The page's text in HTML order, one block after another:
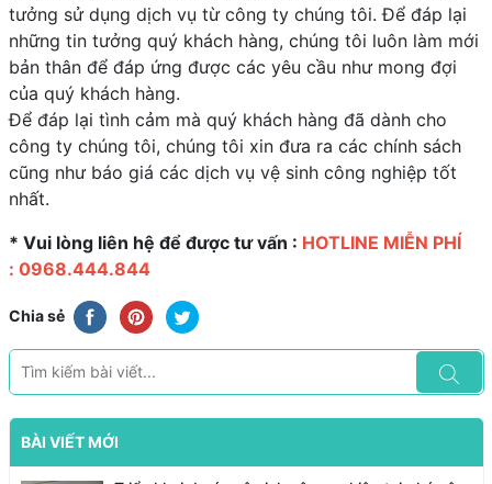
tưởng sử dụng dịch vụ từ công ty chúng tôi. Để đáp lại
những tin tưởng quý khách hàng, chúng tôi luôn làm mới
bản thân để đáp ứng được các yêu cầu như mong đợi
của quý khách hàng.
Để đáp lại tình cảm mà quý khách hàng đã dành cho
công ty chúng tôi, chúng tôi xin đưa ra các chính sách
cũng như báo giá các dịch vụ vệ sinh công nghiệp tốt
nhất.
* Vui lòng liên hệ để được tư vấn : HOTLINE MIỄN PHÍ
: 0968.444.844
Chia sẻ
BÀI VIẾT MỚI